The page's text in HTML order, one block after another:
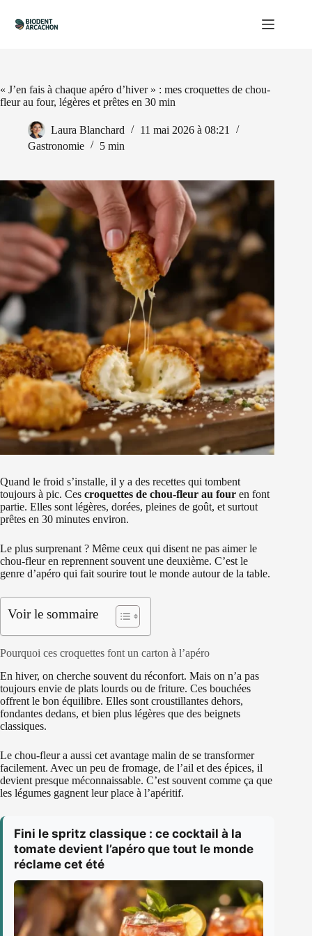
contenu
« J’en fais à chaque apéro d’hiver » : mes croquettes de chou-
fleur au four, légères et prêtes en 30 min
Laura Blanchard
11 mai 2026 à 08:21
Gastronomie
5 min
Quand le froid s’installe, il y a des recettes qui tombent
toujours à pic. Ces croquettes de chou-fleur au four en font
partie. Elles sont légères, dorées, pleines de goût, et surtout
prêtes en 30 minutes environ.
Le plus surprenant ? Même ceux qui disent ne pas aimer le
chou-fleur en reprennent souvent une deuxième. C’est le
genre d’apéro qui fait sourire tout le monde autour de la table.
Voir le sommaire
Pourquoi ces croquettes font un carton à l’apéro
En hiver, on cherche souvent du réconfort. Mais on n’a pas
toujours envie de plats lourds ou de friture. Ces bouchées
offrent le bon équilibre. Elles sont croustillantes dehors,
fondantes dedans, et bien plus légères que des beignets
classiques.
Le chou-fleur a aussi cet avantage malin de se transformer
facilement. Avec un peu de fromage, de l’ail et des épices, il
devient presque méconnaissable. C’est souvent comme ça que
les légumes gagnent leur place à l’apéritif.
Fini le spritz classique : ce cocktail à la
tomate devient l’apéro que tout le monde
réclame cet été